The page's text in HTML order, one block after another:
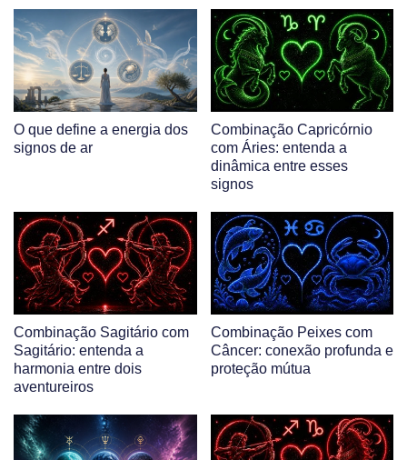
O que define a energia dos
signos de ar
Combinação Capricórnio
com Áries: entenda a
dinâmica entre esses
signos
Combinação Sagitário com
Sagitário: entenda a
harmonia entre dois
aventureiros
Combinação Peixes com
Câncer: conexão profunda e
proteção mútua